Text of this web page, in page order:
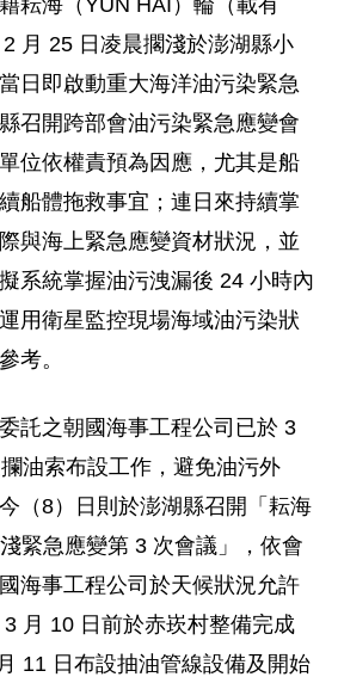
耘海（YUN HAI）輪（載有
月 25 日凌晨擱淺於澎湖縣小
日即啟動重大海洋油污染緊急
召開跨部會油污染緊急應變會
位依權責預為因應，尤其是船
船體拖救事宜；連日來持續掌
與海上緊急應變資材狀況，並
系統掌握油污洩漏後 24 小時內
用衛星監控現場海域油污染狀
考。
託之朝國海事工程公司已於 3
油索布設工作，避免油污外
（8）日則於澎湖縣召開「耘海
緊急應變第 3 次會議」，依會
海事工程公司於天候狀況允許
月 10 日前於赤崁村整備完成
11 日布設抽油管線設備及開始